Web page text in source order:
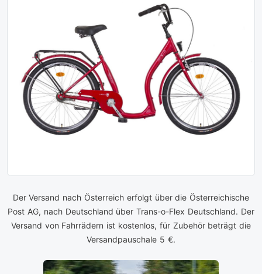
Der Versand nach Österreich erfolgt über die Österreichische
Post AG, nach Deutschland über Trans-o-Flex Deutschland. Der
Versand von Fahrrädern ist kostenlos, für Zubehör beträgt die
Versandpauschale 5 €.